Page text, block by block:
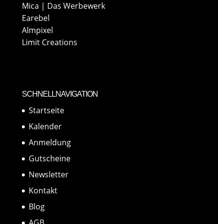
Mica | Das Werbewerk
Earebel
Almpixel
Limit Creations
SCHNELLNAVIGATION
Startseite
Kalender
Anmeldung
Gutscheine
Newsletter
Kontakt
Blog